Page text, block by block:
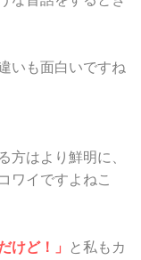
いも面白いですね
方はより鮮明に、
ワイですよねこ
けど！」
と私もカ